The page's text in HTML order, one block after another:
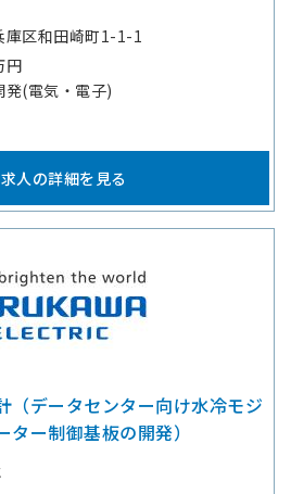
庫区和田崎町1-1-1
円
発(電気・電子)
人の詳細を見る
（データセンター向け水冷モジ
ー制御基板の開発）